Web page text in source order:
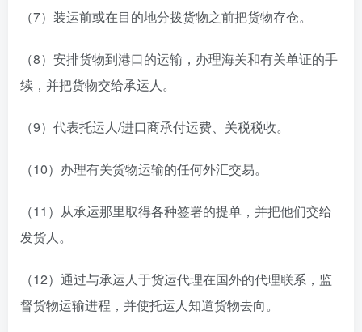
（7）装运前或在目的地分拨货物之前把货物存仓。
（8）安排货物到港口的运输，办理海关和有关单证的手
续，并把货物交给承运人。
（9）代表托运人/进口商承付运费、关税税收。
（10）办理有关货物运输的任何外汇交易。
（11）从承运那里取得各种签署的提单，并把他们交给
发货人。
（12）通过与承运人于货运代理在国外的代理联系，监
督货物运输进程，并使托运人知道货物去向。